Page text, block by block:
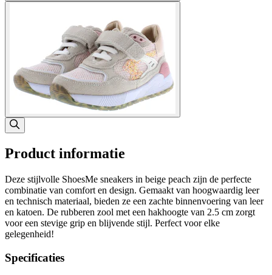
Product informatie
Deze stijlvolle ShoesMe sneakers in beige peach zijn de perfecte
combinatie van comfort en design. Gemaakt van hoogwaardig leer
en technisch materiaal, bieden ze een zachte binnenvoering van leer
en katoen. De rubberen zool met een hakhoogte van 2.5 cm zorgt
voor een stevige grip en blijvende stijl. Perfect voor elke
gelegenheid!
Specificaties